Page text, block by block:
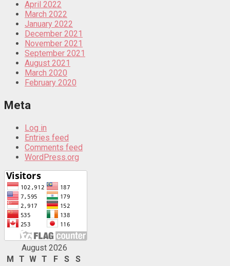
April 2022
March 2022
January 2022
December 2021
November 2021
September 2021
August 2021
March 2020
February 2020
Meta
Log in
Entries feed
Comments feed
WordPress.org
August 2026
M
T W T F S
S